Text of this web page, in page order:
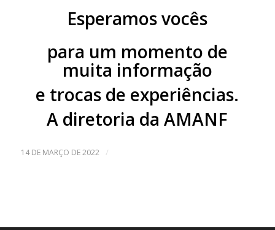
Esperamos vocês
para um momento de
muita informação
e trocas de experiências.
A diretoria da AMANF
14 DE MARÇO DE 2022 /